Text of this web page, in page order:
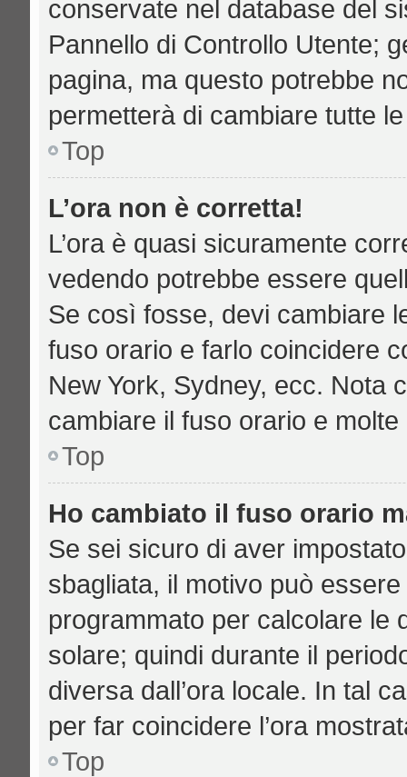
conservate nel database del
Pannello di Controllo Utente;
pagina, ma questo potrebbe
permetterà di cambiare tutte
Top
L’ora non è corretta!
L’ora è quasi sicuramente
vedendo potrebbe essere
Se così fosse, devi cambiare
fuso orario e farlo coincidere
New York, Sydney, ecc. Nota
cambiare il fuso orario e
Top
Ho cambiato il fuso orario
Se sei sicuro di aver
sbagliata, il motivo può
programmato per calcolare le
solare; quindi durante il
diversa dall’ora locale. In tal
per far coincidere l’ora
Top